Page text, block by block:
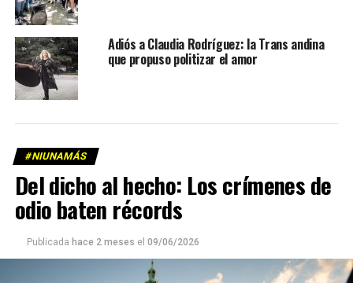
Adiós a Claudia Rodríguez: la Trans andina
que propuso politizar el amor
#NIUNAMÁS
Del dicho al hecho: Los crímenes de
odio baten récords
Publicada hace 2 meses el 09/06/2026